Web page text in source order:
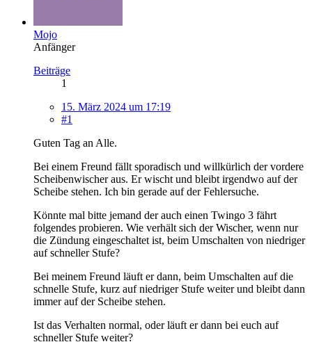
Mojo
Anfänger
Beiträge
1
15. März 2024 um 17:19
#1
Guten Tag an Alle.
Bei einem Freund fällt sporadisch und willkürlich der vordere
Scheibenwischer aus. Er wischt und bleibt irgendwo auf der
Scheibe stehen. Ich bin gerade auf der Fehlersuche.
Könnte mal bitte jemand der auch einen Twingo 3 fährt
folgendes probieren. Wie verhält sich der Wischer, wenn nur
die Zündung eingeschaltet ist, beim Umschalten von niedriger
auf schneller Stufe?
Bei meinem Freund läuft er dann, beim Umschalten auf die
schnelle Stufe, kurz auf niedriger Stufe weiter und bleibt dann
immer auf der Scheibe stehen.
Ist das Verhalten normal, oder läuft er dann bei euch auf
schneller Stufe weiter?